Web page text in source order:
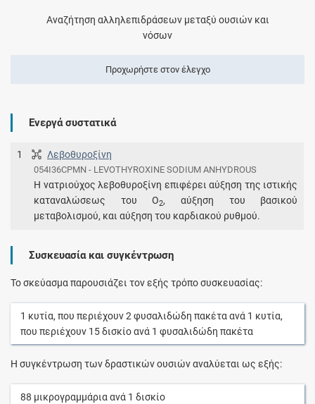
Αναζήτηση αλληλεπιδράσεων μεταξύ ουσιών και
νόσων
Προχωρήστε στον έλεγχο
Ενεργά συστατικά
1 Λεβοθυροξίνη
054I36CPMN - LEVOTHYROXINE SODIUM ANHYDROUS
Η νατριούχος λεβοθυροξίνη επιφέρει αύξηση της ιστικής
καταναλώσεως του Ο2, αύξηση του βασικού
μεταβολισμού, και αύξηση του καρδιακού ρυθμού.
Συσκευασία και συγκέντρωση
Το σκεύασμα παρουσιάζει τον εξής τρόπο συσκευασίας:
1 κυτία, που περιέχουν2 φυσαλιδώδη πακέταανά 1 κυτία,
που περιέχουν 15δισκίοανά 1 φυσαλιδώδη πακέτα
Η συγκέντρωση των δραστικών ουσιών αναλύεται ως εξής:
88 μικρογραμμάριαανά 1 δισκίο